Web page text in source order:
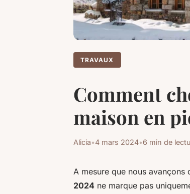
TRAVAUX
Comment
maison en
Alicia•4 mars 2024•6 min de
A mesure que nous avançons
2024 ne marque pas